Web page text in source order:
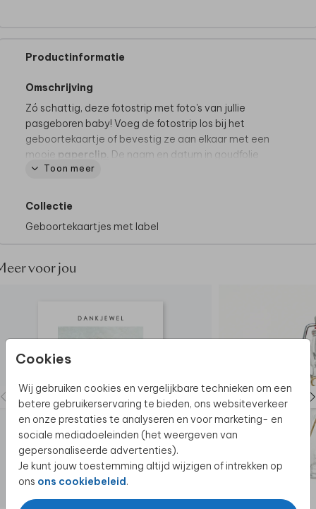
Cookies
Wij gebruiken cookies en vergelijkbare technieken om een
betere gebruikerservaring te bieden, ons websiteverkeer
en onze prestaties te analyseren en voor marketing- en
sociale mediadoeleinden (het weergeven van
gepersonaliseerde advertenties).
Je kunt jouw toestemming altijd wijzigen of intrekken op
ons ons cookiebeleid.
Productinformatie
Omschrijving
Zó schattig, deze fotostrip met foto's van jullie
pasgeboren baby! Voeg de fotostrip los bij het
geboortekaartje of bevestig ze aan elkaar met een
mooie paperclip. De naam en datum in goudfolie
geven de strip een luxe finish.
Toon meer
Collectie
Geboortekaartjes met label
voor jou